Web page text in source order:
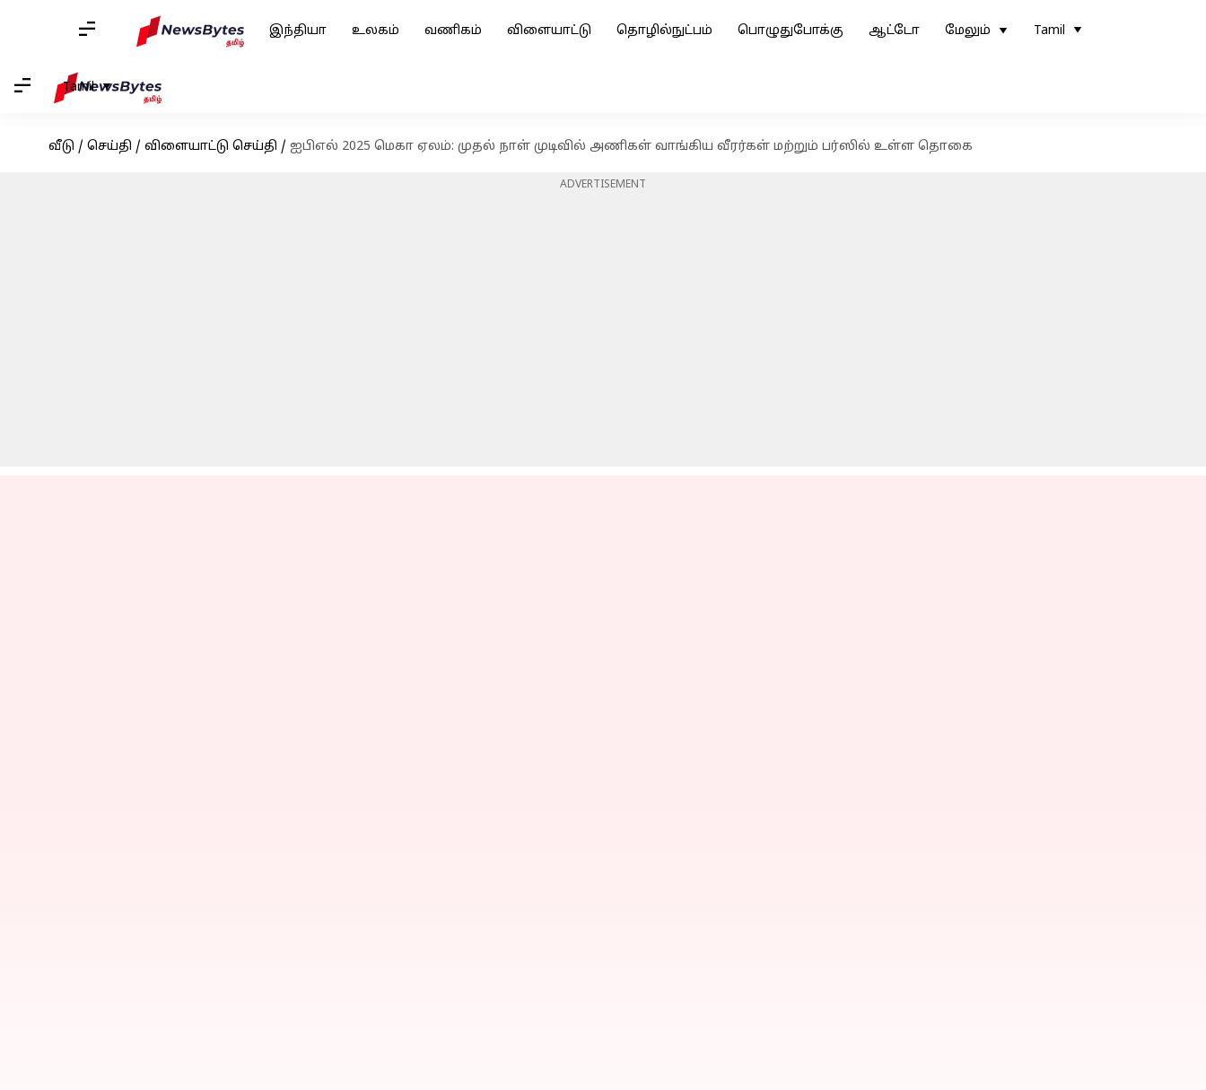
இந்தியா உலகம் வணிகம் விளையாட்டு தொழில்நுட்பம் பொழுதுபோக்கு ஆட்டோ மேலும் Tamil
Tamil
வீடு / செய்தி / விளையாட்டு செய்தி / ஐபிஎல் 2025 மெகா ஏலம்: முதல் நாள் முடிவில் அணிகள் வாங்கிய வீரர்கள் மற்றும் பர்ஸில் உள்ள தொகை
ADVERTISEMENT